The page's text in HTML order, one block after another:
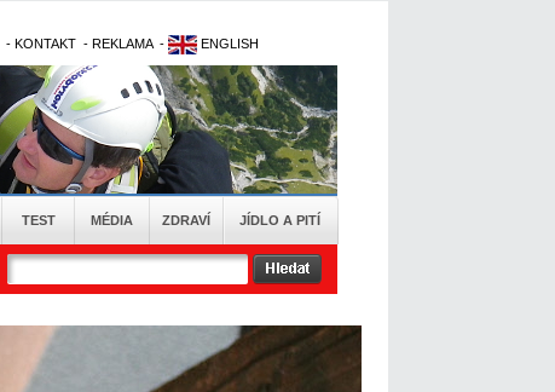
- KONTAKT - REKLAMA - ENGLISH
TEST MÉDIA ZDRAVÍ JÍDLO A PITÍ